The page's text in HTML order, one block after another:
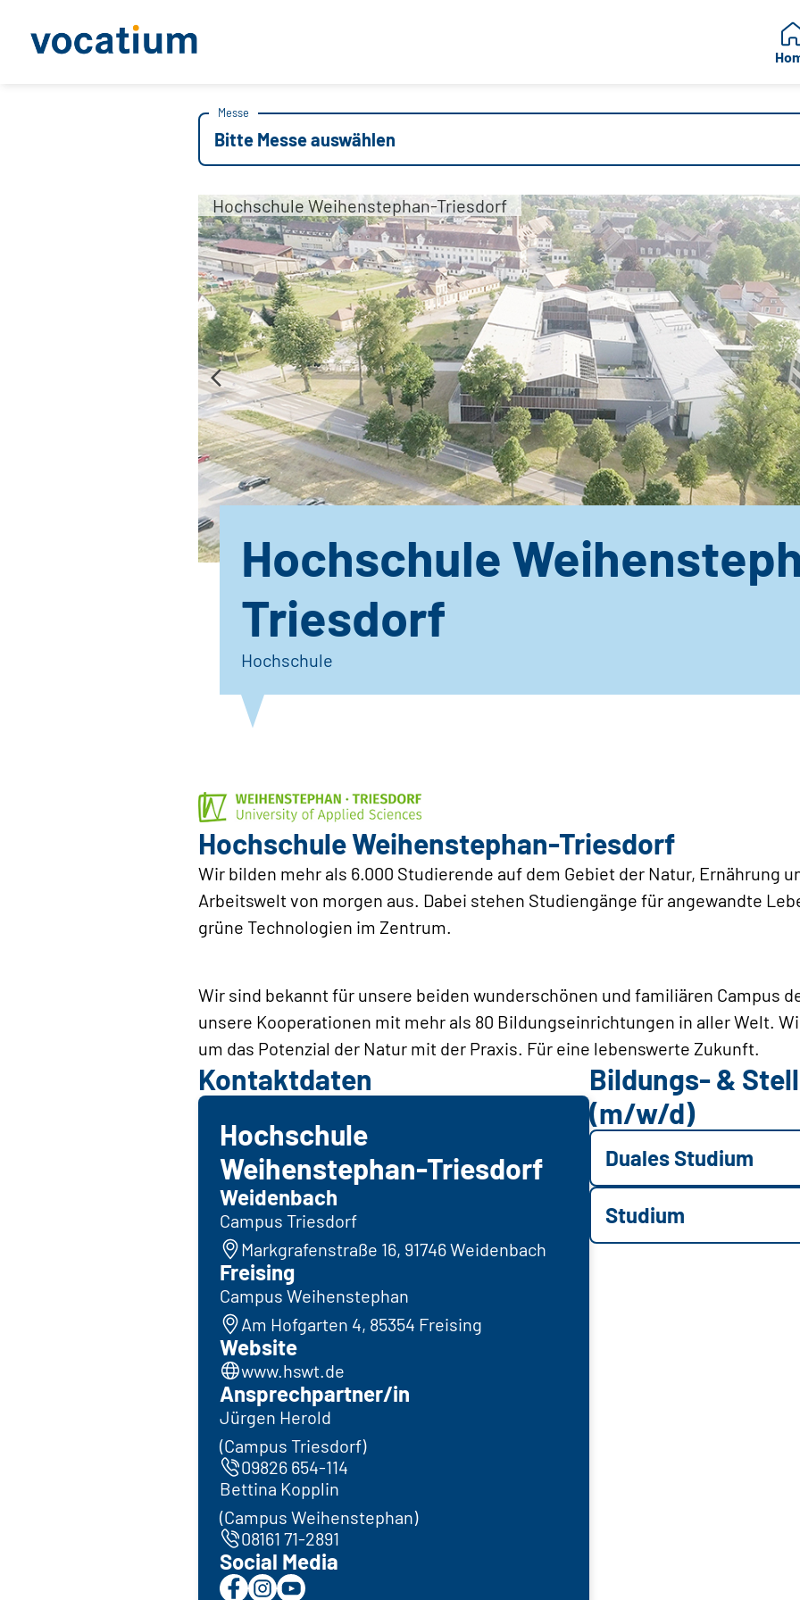
Messe
Bitte Messe auswählen
Hochschule Weihenstephan-Triesdorf
Hochschule
Triesdorf
Hochschule
Hochschule Weihenstephan-Triesdorf
Wir bilden mehr als 6.000 Studierende auf dem Gebiet der Natur, Ernährung
Arbeitswelt von morgen aus. Dabei stehen Studiengänge für angewandte
grüne Technologien im Zentrum.
Wir sind bekannt für unsere beiden wunderschönen und familiären Campus
unsere Kooperationen mit mehr als 80 Bildungseinrichtungen in aller Welt.
um das Potenzial der Natur mit der Praxis. Für eine lebenswerte Zukunft.
Kontaktdaten
Hochschule
Weihenstephan-Triesdorf
Weidenbach
Campus Triesdorf
Markgrafenstraße 16, 91746 Weidenbach
Freising
Campus Weihenstephan
Am Hofgarten 4, 85354 Freising
Website
www.hswt.de
Ansprechpartner/in
Jürgen Herold
(Campus Triesdorf)
09826 654-114
Bettina Kopplin
(Campus Weihenstephan)
08161 71-2891
Social Media
Bildungs- &
(m/w/d)
Duales Studium
Studium